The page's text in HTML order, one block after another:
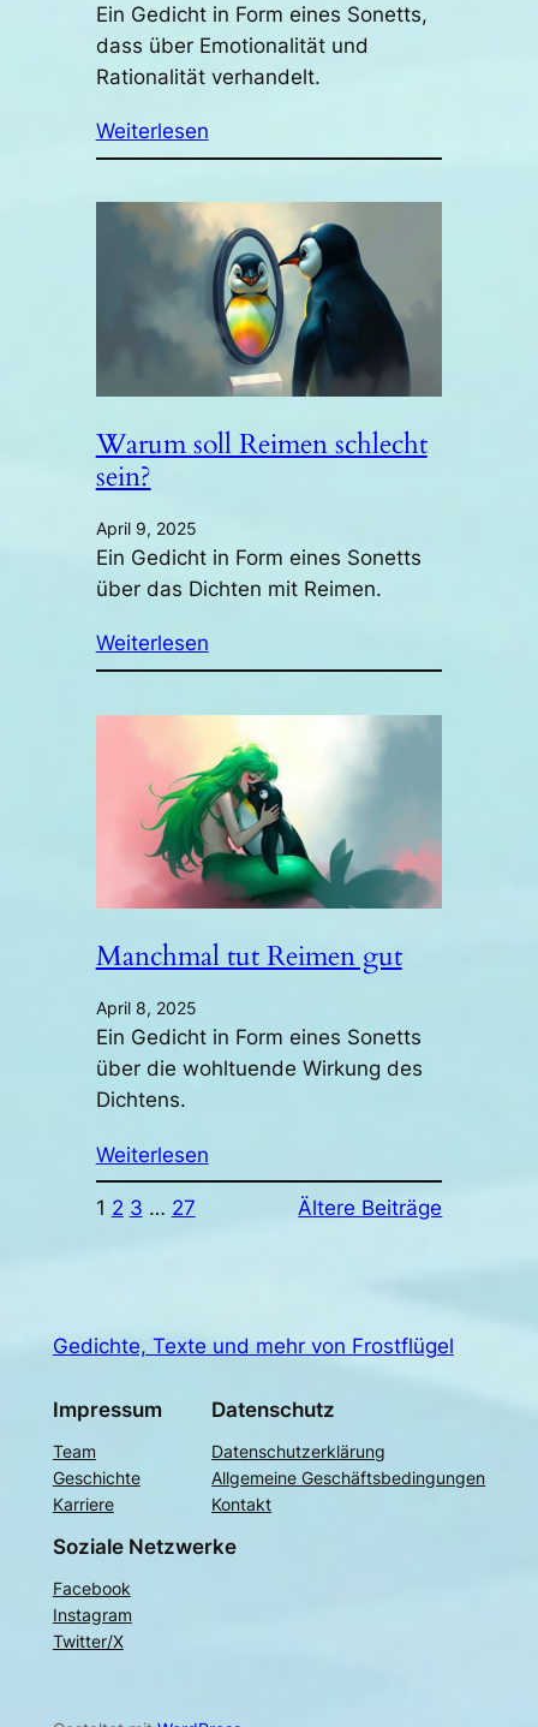
Ein Gedicht in Form eines Sonetts,
dass über Emotionalität und
Rationalität verhandelt.
Weiterlesen
Warum soll Reimen schlecht
sein?
April 9, 2025
Ein Gedicht in Form eines Sonetts
über das Dichten mit Reimen.
Weiterlesen
Manchmal tut Reimen gut
April 8, 2025
Ein Gedicht in Form eines Sonetts
über die wohltuende Wirkung des
Dichtens.
Weiterlesen
1 2 3 … 27 Ältere Beiträge
Gedichte, Texte und mehr von Frostflügel
Impressum
Team
Geschichte
Karriere
Datenschutz
Datenschutzerklärung
Allgemeine Geschäftsbedingungen
Kontakt
Soziale Netzwerke
Facebook
Instagram
Twitter/X